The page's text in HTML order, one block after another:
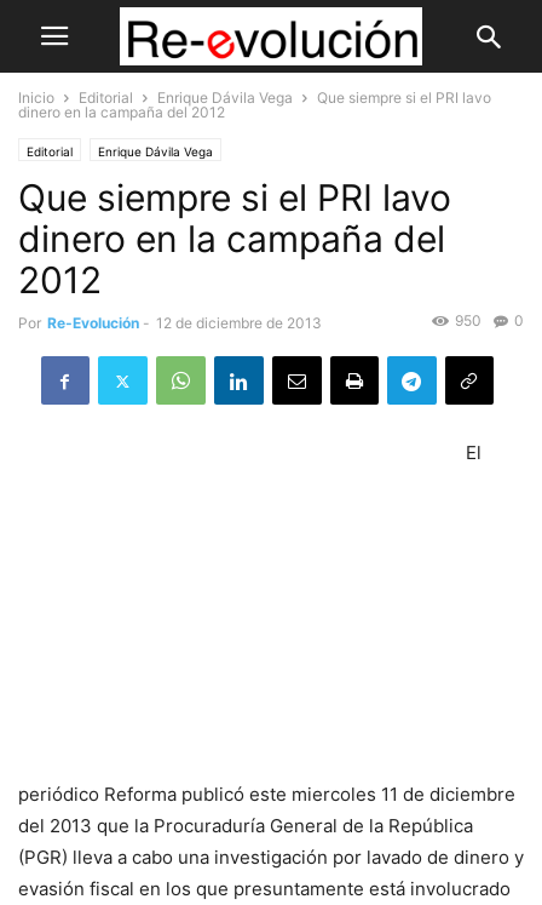
Inicio Editorial Enrique Dávila Vega
Que siempre si el PRI lavo
dinero en la campaña del 2012
Editorial Enrique Dávila Vega
Que siempre si el PRI lavo
dinero en la campaña del
2012
Por Re-Evolución - 12 de diciembre de 2013 0
950
El
periódico Reforma publicó este miercoles 11 de diciembre
del 2013 que la Procuraduría General de la República
(PGR) lleva a cabo una investigación por lavado de dinero y
evasión fiscal en los que presuntamente está involucrado